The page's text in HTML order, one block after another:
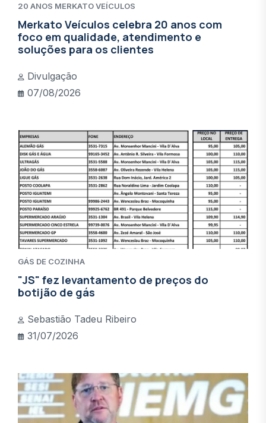
20 ANOS MERKATO VEÍCULOS
Merkato Veículos celebra 20 anos com
foco em qualidade, atendimento e
soluções para os clientes
Divulgação
07/08/2026
GÁS DE COZINHA
"JS" fez levantamento de preços do
botijão de gás
Sebastião Tadeu Ribeiro
31/07/2026